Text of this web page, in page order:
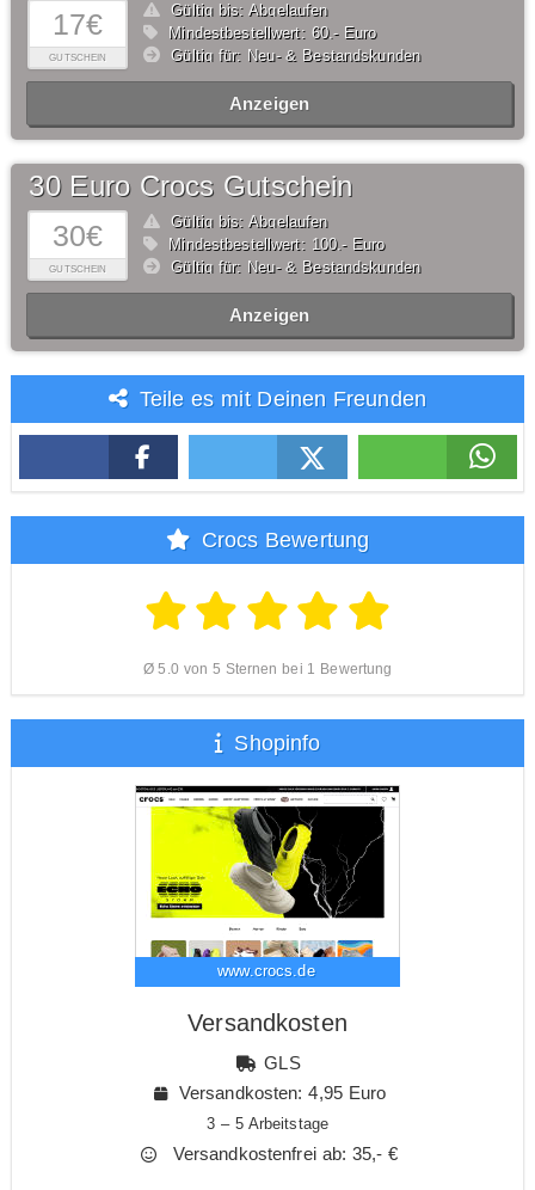
17€
GUTSCHEIN
Gültig bis: Abgelaufen
Mindestbestellwert: 60,- Euro
Gültig für: Neu- & Bestandskunden
Anzeigen
30€
GUTSCHEIN
30 Euro Crocs Gutschein
Gültig bis: Abgelaufen
Mindestbestellwert: 100,- Euro
Gültig für: Neu- & Bestandskunden
Anzeigen
Teile es mit Deinen Freunden
Crocs Bewertung
Ø 5.0 von 5 Sternen bei 1 Bewertung
Shopinfo
www.crocs.de
Versandkosten
GLS
Versandkosten: 4,95 Euro
3 – 5 Arbeitstage
Versandkostenfrei ab: 35,- €